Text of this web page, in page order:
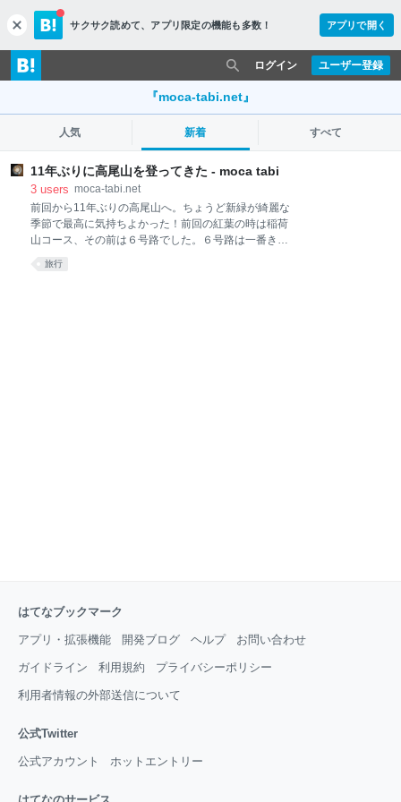
c
l
o
s
サクサク読めて、 アプリ限定の機能も多数！ アプリで開く
ユーザー登録
ログイン
『moca-tabi.net』
人気 新着 すべて
11年ぶりに高尾山を登ってきた - moca tabi
3 users moca-tabi.net
前回から11年ぶりの高尾山へ。ちょうど新緑が綺麗な
季節で最高に気持ちよかった！前回の紅葉の時は稲荷
山コース、その前は６号路でした。６号路は一番きつ
かった覚えがあります。 前に80代の方が週3回登って
いると聞いて、これからのために足腰を鍛えたいとも
旅行
はてなブックマーク
アプリ・拡張機能 開発ブログ ヘルプ お問い合わせ
ガイドライン 利用規約 プライバシーポリシー
利用者情報の外部送信について
公式Twitter
公式アカウント ホットエントリー